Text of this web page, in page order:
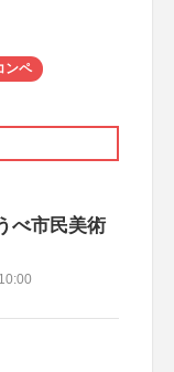
ンペ
べ市民美術